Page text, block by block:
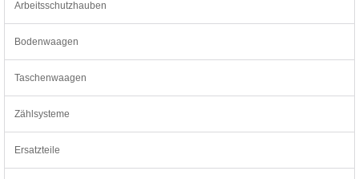
Arbeitsschutzhauben
Bodenwaagen
Taschenwaagen
Zählsysteme
Ersatzteile